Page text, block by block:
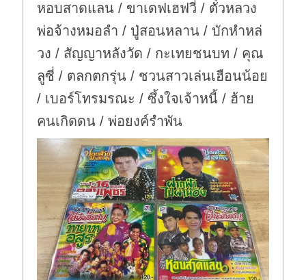
หอบสาดแลน / ขาเดฟเฮฟวี่ / ตั๋วหลวง
พ่อจ้างหมอลำ / ปู่สอนหลาน / บักหำหล่
วง / สัญญาหลังวัด / กะเทยชนบท / คุณ
ลูซี่ / ตลกตกรุ่น / ชวนสาวเล่นเฮือนน้อย
/ เบอร์โทรมรณะ / ซึ้งใจเจ้าหนี้ / ฮ้าย
คนเกิดดน / พ่อยงค์รำพัน